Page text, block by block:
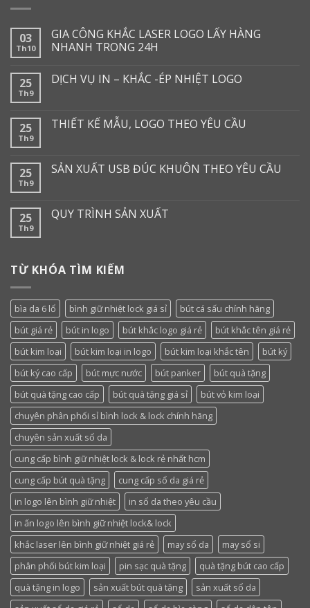
03
Th10
GIA CÔNG KHẮC LASER LOGO LẤY HÀNG
NHANH TRONG 24H
25
Th9
DỊCH VỤ IN – KHẮC -ÉP NHIỆT LOGO
25
Th9
THIẾT KẾ MẪU, LOGO THEO YÊU CẦU
25
Th9
SẢN XUẤT USB ĐÚC KHUÔN THEO YÊU CẦU
25
Th9
QUY TRÌNH SẢN XUẤT
TỪ KHÓA TÌM KIẾM
bìa da 6 lổ bình giữ nhiệt lock giá sỉ
bút cá sấu chính hãng
bút giá rẻ
bút in logo bút khắc logo giá rẻ
bút khắc tên giá rẻ
bút kim loại
bút kim loại in logo bút kim loại khắc tên
bút ký
bút ký cao cấp
bút mực nước bút panker
bút quà tặng
bút quà tặng cao cấp
bút quà tặng giá sỉ
bút vỏ kim loại
chuyên phân phối sỉ bình lock & lock chính hãng
chuyên sản xuất sổ da
cung cấp bình giữ nhiệt lock & lock rẻ nhất hcm
cung cấp bút quà tặng
cung cấp sổ da giá rẻ
in logo lên bình giữ nhiệt
in sổ da theo yêu cầu
in ấn logo lên bình giữ nhiệt lock& lock
khắc laser lên bình giữ nhiệt giá rẻ
may sổ da
may sổ si
phân phối bút kim loại
pin sạc quà tặng
quà tặng bút cao cấp
quà tặng in logo
sản xuất bút quà tặng
sản xuất sổ da